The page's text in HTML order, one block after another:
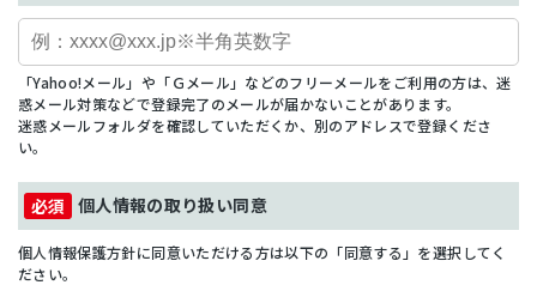
「Yahoo!メール」や「Ｇメール」などのフリーメールをご利用の方は、迷
惑メール対策などで登録完了のメールが届かないことがあります。
迷惑メールフォルダを確認していただくか、別のアドレスで登録くださ
い。
個人情報の取り扱い同意
個人情報保護方針に同意いただける方は以下の「同意する」を選択してく
ださい。